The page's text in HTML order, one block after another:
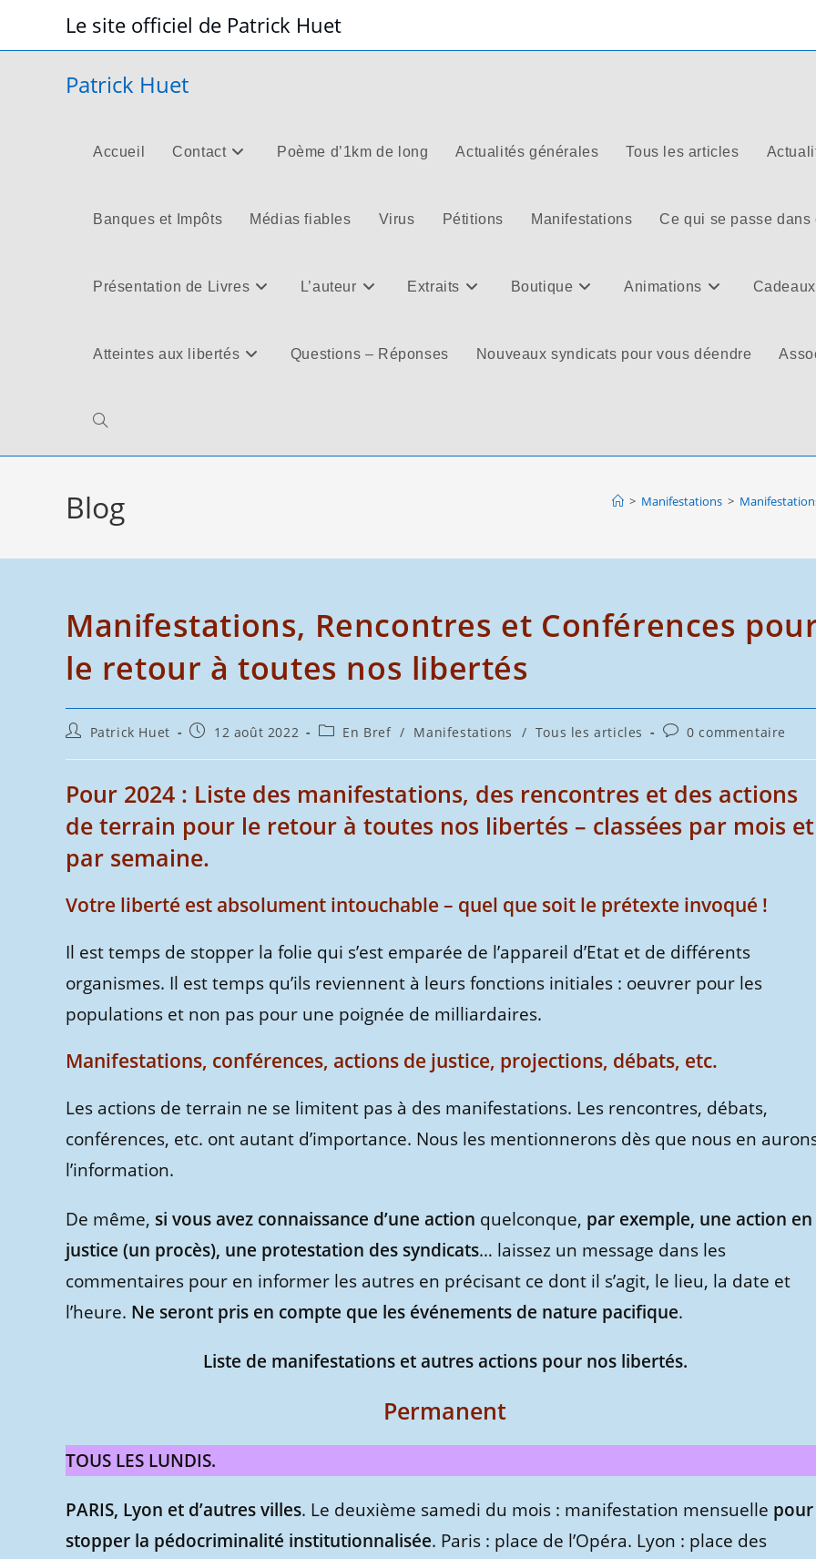
content
Le site officiel de Patrick Huet
Patrick Huet
Accueil Contact Poème d’1km de long Actualités générales Tous les articles
Banques et Impôts Médias fiables Virus Pétitions Manifestations Ce qui se passe dans
Présentation de Livres L’auteur Extraits Boutique Animations Cadeaux
Atteintes aux libertés Questions – Réponses Nouveaux syndicats pour vous déendre
Toggle
search
Blog > Manifestations >
Manifestations, Rencontres et Conférences
le retour à toutes nos libertés
Auteur/autrice
la
publication :
Patrick Huet
Publication
12 août 2022
PostEn Bref / Manifestations / Tous les articles
Commentaires
la
publication :
0 commentaire
Pour 2024 : Liste des manifestations, des rencontres et des actions
de terrain pour le retour à toutes nos libertés – classées par mois et
par semaine.
Votre liberté est absolument intouchable – quel que soit le prétexte invoqué !
Il est temps de stopper la folie qui s’est emparée de l’appareil d’Etat et de différents
organismes. Il est temps qu’ils reviennent à leurs fonctions initiales : oeuvrer pour les
populations et non pas pour une poignée de milliardaires.
Manifestations, conférences, actions de justice, projections, débats, etc.
Les actions de terrain ne se limitent pas à des manifestations. Les rencontres, débats,
conférences, etc. ont autant d’importance. Nous les mentionnerons dès que nous en
l’information.
De même, si vous avez connaissance d’une action quelconque, par exemple, une action en
justice (un procès), une protestation des syndicats… laissez un message dans les
commentaires pour en informer les autres en précisant ce dont il s’agit, le lieu, la date et
l’heure. Ne seront pris en compte que les événements de nature pacifique.
Liste de manifestations et autres actions pour nos libertés.
Permanent
TOUS LES LUNDIS.
PARIS, Lyon et d’autres villes. Le deuxième samedi du mois : manifestation mensuelle pour
stopper la pédocriminalité institutionnalisée. Paris : place de l’Opéra. Lyon : place des